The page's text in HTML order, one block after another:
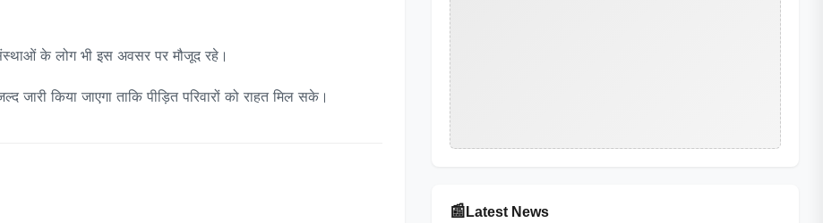
संस्थाओं के लोग भी इस अवसर पर मौजूद रहे।
जारी किया जाएगा ताकि पीड़ित परिवारों को राहत मिल सके।
📰 Latest News